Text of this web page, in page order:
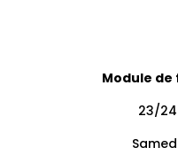
Module
23/